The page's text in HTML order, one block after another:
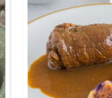
Klassische
besonderen
etwas
rausgebraten